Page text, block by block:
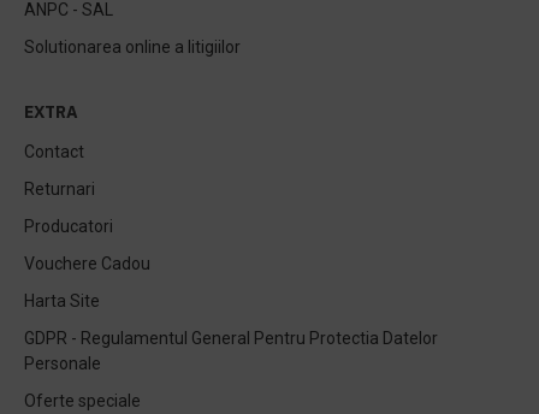
ANPC - SAL
Solutionarea online a litigiilor
EXTRA
Contact
Returnari
Producatori
Vouchere Cadou
Harta Site
GDPR - Regulamentul General Pentru Protectia Datelor
Personale
Oferte speciale